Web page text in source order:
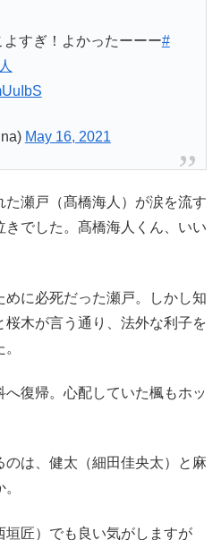
すぎ！よかったーーー#
May 16, 2021
瀬戸（髙橋海人）が涙を流す
きでした。髙橋海人くん、いい
めに必死だった瀬戸。しかし知
木が言う通り、法外な利子を
へ復帰。心配していた楓もホッ
は、健太（細田佳央太）と麻
垣匠）でも良い気がしますが